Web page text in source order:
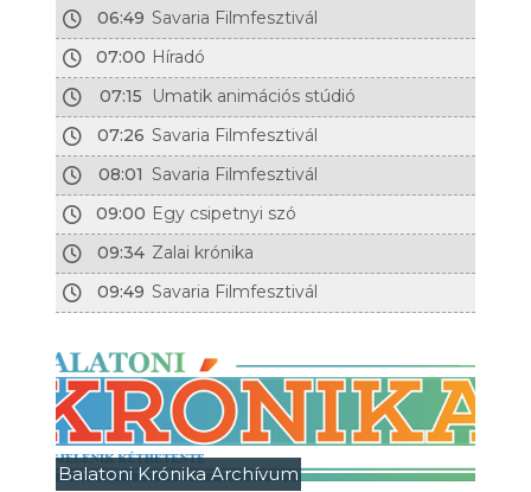
06:49 Savaria Filmfesztivál
07:00 Híradó
07:15
Umatik animációs stúdió
07:26 Savaria Filmfesztivál
08:01 Savaria Filmfesztivál
09:00 Egy csipetnyi szó
09:34 Zalai krónika
09:49 Savaria Filmfesztivál
Balatoni Krónika Archívum